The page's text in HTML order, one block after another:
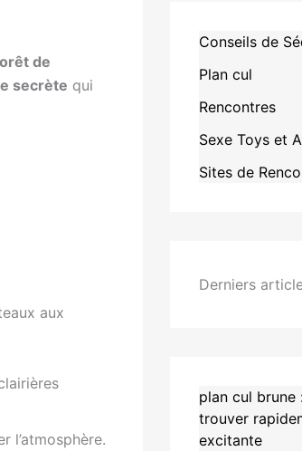
de
secrète qui
aux
l’atmosphère.
Conseils de
Plan cul
Rencontres
Sexe Toys et
Sites de
Derniers
plan cul brune
trouver
excitante